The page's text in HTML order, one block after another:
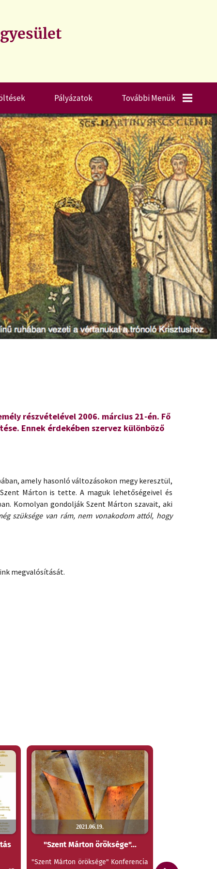
Pályázatok További Menük
Ajánlott Könyvek
Ajánlott Weboldalak
Videóajánló
Keresztény
Szemmel…
részvételével 2006. március 21-én. Fő
Ennek érdekében szervez különböző
amely hasonló változásokon megy keresztül,
Márton is tette. A maguk lehetőségeivel és
Komolyan gondolják Szent Márton szavait, aki
szüksége van rám, nem vonakodom attól, hogy
megvalósítását.
2021.06.19.
"Szent Márton öröksége"...
"Szent Márton öröksége" Konferencia